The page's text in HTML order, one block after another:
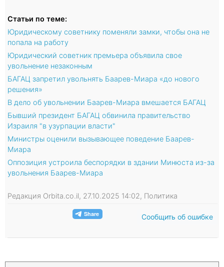
Статьи по теме:
Юридическому советнику поменяли замки, чтобы она не
попала на работу
Юридический советник премьера объявила свое
увольнение незаконным
БАГАЦ запретил увольнять Баарев-Миара «до нового
решения»
В дело об увольнении Баарев-Миара вмешается БАГАЦ
Бывший президент БАГАЦ обвинила правительство
Израиля "в узурпации власти"
Министры оценили вызывающее поведение Баарев-
Миара
Оппозиция устроила беспорядки в здании Минюста из-за
увольнения Баарев-Миара
Редакция Orbita.co.il, 27.10.2025 14:02, Политика
Сообщить об ошибке